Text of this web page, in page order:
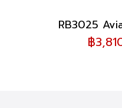
RB3025
฿